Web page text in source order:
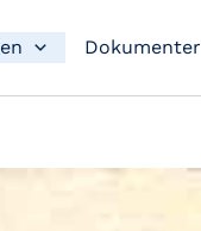
Dokumenter